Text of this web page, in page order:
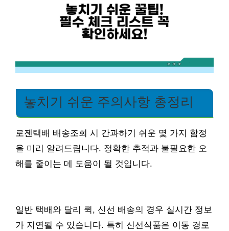
놓치기 쉬운 주의사항 총정리
로젠택배 배송조회 시 간과하기 쉬운 몇 가지 함정
을 미리 알려드립니다. 정확한 추적과 불필요한 오
해를 줄이는 데 도움이 될 것입니다.
일반 택배와 달리 퀵, 신선 배송의 경우 실시간 정보
가 지연될 수 있습니다. 특히 신선식품은 이동 경로